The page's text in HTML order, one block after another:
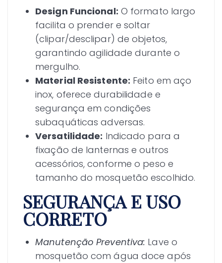
Design Funcional: O formato largo
facilita o prender e soltar
(clipar/desclipar) de objetos,
garantindo agilidade durante o
mergulho.
Material Resistente: Feito em aço
inox, oferece durabilidade e
segurança em condições
subaquáticas adversas.
Versatilidade: Indicado para a
fixação de lanternas e outros
acessórios, conforme o peso e
tamanho do mosquetão escolhido.
SEGURANÇA E USO
CORRETO
Manutenção Preventiva: Lave o
mosquetão com água doce após